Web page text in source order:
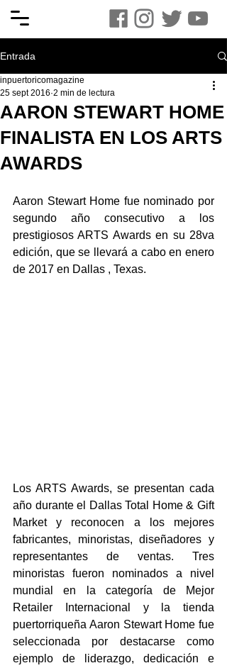
Entrada
AARON STEWART HOME
FINALISTA EN LOS ARTS
AWARDS
inpuertoricomagazine
25 sept 2016 2 min de lectura
Aaron Stewart Home fue nominado por
segundo año consecutivo a los
prestigiosos ARTS Awards en su 28va
edición, que se llevará a cabo en enero
de 2017 en Dallas , Texas.
Los ARTS Awards, se presentan cada
año durante el Dallas Total Home & Gift
Market y reconocen a los mejores
fabricantes, minoristas, diseñadores y
representantes de ventas. Tres
minoristas fueron nominados a nivel
mundial en la categoría de Mejor
Retailer Internacional y la tienda
puertorriqueña Aaron Stewart Home fue
seleccionada por destacarse como
ejemplo de liderazgo, dedicación e